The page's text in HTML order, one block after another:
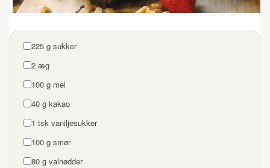
225 g sukker
2 æg
100 g mel
40 g kakao
1 tsk vaniljesukker
100 g smør
80 g valnødder